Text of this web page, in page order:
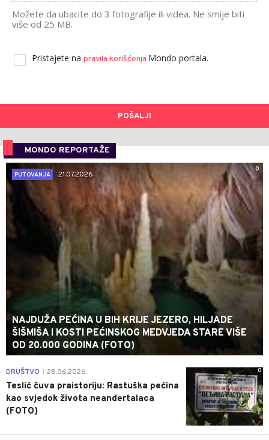
Možete da ubacite do 3 fotografije ili videa. Ne smije biti
više od 25 MB.
Pristajete na pravila korišćenja Mondo portala.
POŠALJI
MONDO REPORTAŽE
0
PUTOVANJA
21.07.2026.
NAJDUŽA PEĆINA U BIH KRIJE JEZERO, HILJADE
ŠIŠMIŠA I KOSTI PEĆINSKOG MEDVJEDA STARE VIŠE
OD 20.000 GODINA (FOTO)
0
DRUŠTVO 28.06.2026.
Teslić čuva praistoriju: Rastuška pećina
kao svjedok života neandertalaca
(FOTO)